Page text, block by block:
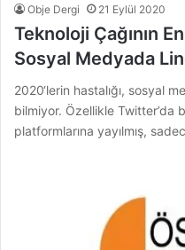
Obje Dergi 21 Eylül 2020
Teknoloji Çağının
Sosyal Medyada
2020‘lerin hastalığı, sosyal
bilmiyor. Özellikle Twitter’da
platformlarına yayılmış,